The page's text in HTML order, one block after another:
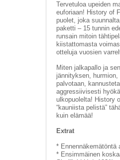
Tervetuloa upeiden
euforiaan! History of
puolet, joka
paketti – 15 tunnin
runsain mitoin
kiistattomasta
otteluja vuosien
Miten jalkapallo ja
jännityksen,
palvotaan,
aggressiivisesti
ulkopuolelta! History
“kauniista pelistä”
kuin elämää!
Extrat
* Ennennäkemätöntä
* Ensimmäinen